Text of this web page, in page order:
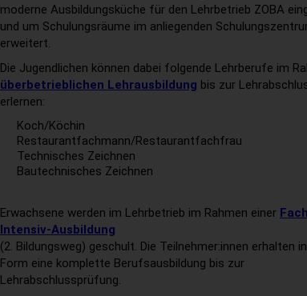
moderne Ausbildungsküche für den Lehrbetrieb ZOBA
und um Schulungsräume im anliegenden
erweitert.
Die Jugendlichen können dabei folgende Lehrberufe im
überbetrieblichen Lehrausbildung bis zur
erlernen:
Koch/Köchin
Restaurantfachmann/Restaurantfachfrau
Technisches Zeichnen
Bautechnisches Zeichnen
Erwachsene werden im Lehrbetrieb im Rahmen einer
Intensiv-Ausbildung
(2. Bildungsweg) geschult. Die Teilnehmer:innen erhalten
Form eine komplette Berufsausbildung bis zur
Lehrabschlussprüfung.